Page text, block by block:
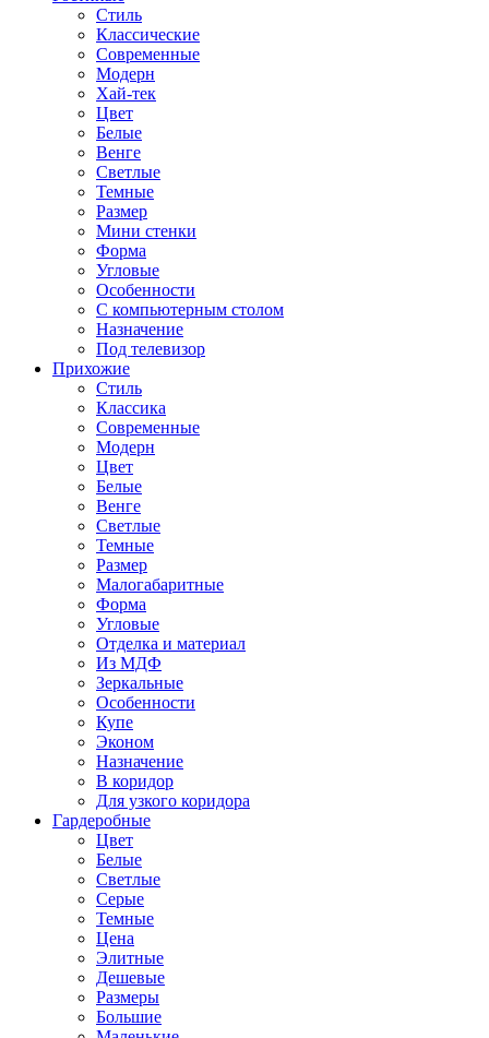
Стиль
Классические
Современные
Модерн
Хай-тек
Цвет
Белые
Венге
Светлые
Темные
Размер
Мини стенки
Форма
Угловые
Особенности
С компьютерным столом
Назначение
Под телевизор
Прихожие
Стиль
Классика
Современные
Модерн
Цвет
Белые
Венге
Светлые
Темные
Размер
Малогабаритные
Форма
Угловые
Отделка и материал
Из МДФ
Зеркальные
Особенности
Купе
Эконом
Назначение
В коридор
Для узкого коридора
Гардеробные
Цвет
Белые
Светлые
Серые
Темные
Цена
Элитные
Дешевые
Размеры
Большие